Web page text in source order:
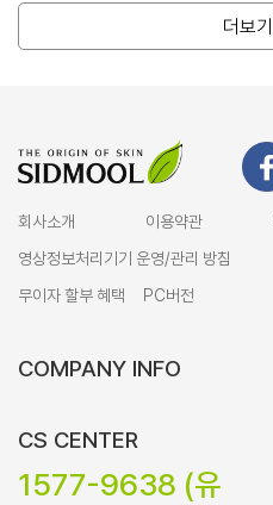
더보기
회사소개 이용약관
영상정보처리기기 운영/관리 방침
무이자 할부 혜택
PC버전
COMPANY INFO
CS CENTER
1577-9638 (유